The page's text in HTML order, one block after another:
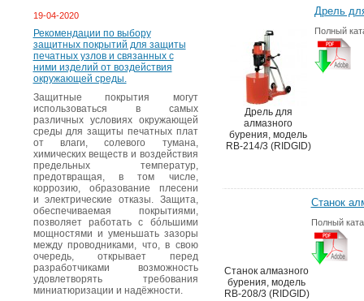
19-04-2020
Рекомендации по выбору
защитных покрытий для защиты
печатных узлов и связанных с
ними изделий от воздействия
окружающей среды.
Защитные покрытия могут
использоваться в самых
различных условиях окружающей
среды для защиты печатных плат
от влаги, солевого тумана,
химических веществ и воздействия
предельных температур,
предотвращая, в том числе,
коррозию, образование плесени
и электрические отказы. Защита,
обеспечиваемая покрытиями,
позволяет работать с бóльшими
мощностями и уменьшать зазоры
между проводниками, что, в свою
очередь, открывает перед
разработчиками возможность
удовлетворять требования
миниатюризации и надёжности.
Дрель для
алмазного
бурения, модель
RB-214/3 (RIDGID)
Дрель
Полный
Станок алмазного
бурения, модель
RB-208/3 (RIDGID)
Станок
Полный